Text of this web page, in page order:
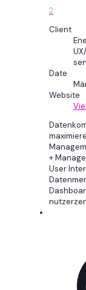
2
Client
Date
Website
+
User